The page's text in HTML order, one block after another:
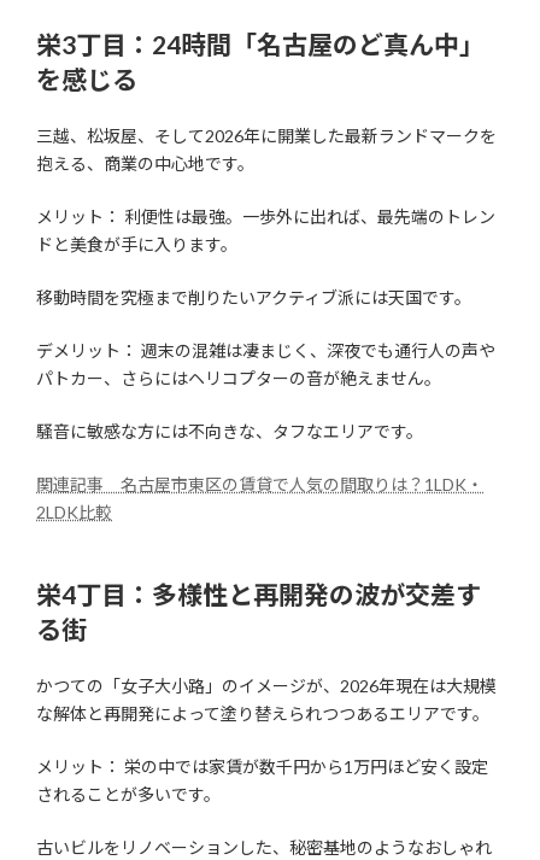
栄3丁目：24時間「名古屋のど真ん中」
を感じる
三越、松坂屋、そして2026年に開業した最新ランドマークを
抱える、商業の中心地です。
メリット： 利便性は最強。一歩外に出れば、最先端のトレン
ドと美食が手に入ります。
移動時間を究極まで削りたいアクティブ派には天国です。
デメリット： 週末の混雑は凄まじく、深夜でも通行人の声や
パトカー、さらにはヘリコプターの音が絶えません。
騒音に敏感な方には不向きな、タフなエリアです。
関連記事 名古屋市東区の賃貸で人気の間取りは？1LDK・
2LDK比較
栄4丁目：多様性と再開発の波が交差す
る街
かつての「女子大小路」のイメージが、2026年現在は大規模
な解体と再開発によって塗り替えられつつあるエリアです。
メリット： 栄の中では家賃が数千円から1万円ほど安く設定
されることが多いです。
古いビルをリノベーションした、秘密基地のようなおしゃれ